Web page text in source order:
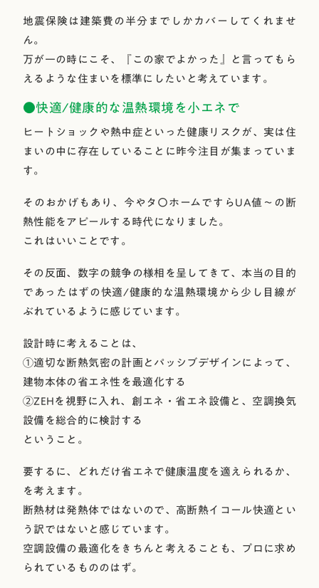
地震保険は建築費の半分までしかカバーしてくれませ
ん。
万が一の時にこそ、『この家でよかった』と言ってもら
えるような住まいを標準にしたいと考えています。
●快適/健康的な温熱環境を小エネで
ヒートショックや熱中症といった健康リスクが、実は住
まいの中に存在していることに昨今注目が集まっていま
す。
そのおかげもあり、今やタ〇ホームですらUA値～の断
熱性能をアピールする時代になりました。
これはいいことです。
その反面、数字の競争の様相を呈してきて、本当の目的
であったはずの快適/健康的な温熱環境から少し目線が
ぶれているように感じています。
設計時に考えることは、
①適切な断熱気密の計画とパッシブデザインによって、
建物本体の省エネ性を最適化する
②ZEHを視野に入れ、創エネ・省エネ設備と、空調換気
設備を総合的に検討する
ということ。
要するに、どれだけ省エネで健康温度を適えられるか、
を考えます。
断熱材は発熱体ではないので、高断熱イコール快適とい
う訳ではないと感じています。
空調設備の最適化をきちんと考えることも、プロに求め
られているもののはず。